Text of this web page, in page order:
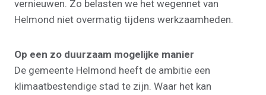
vernieuwen. Zo belasten we het wegennet van
Helmond niet overmatig tijdens werkzaamheden.
Op een zo duurzaam mogelijke manier
De gemeente Helmond heeft de ambitie een
klimaatbestendige stad te zijn. Waar het kan